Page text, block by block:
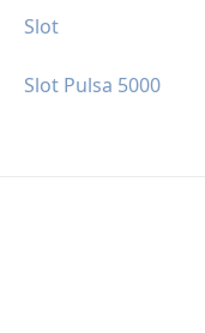
Slot
Slot Pulsa 5000